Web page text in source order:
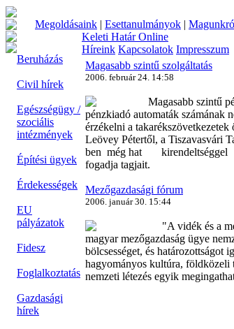
Megoldásaink | Esettanulmányok |
Beruházás
Civil hírek
Egészségügy /
szociális
intézmények
Építési ügyek
Érdekességek
EU
pályázatok
Fidesz
Foglalkoztatás
Gazdasági
hírek
Keleti Határ Online
Híreink Kapcsolatok Impresszum
Magasabb szintű szolgáltatás
2006. február 24. 14:58
Magasabb szintű
pénzkiadó automaták számának
érzékelni a
Leövey Pétertől, a Tiszavasvári
ben még hat kirendeltséggel
fogadja tagjait.
Mezőgazdasági fórum
2006. január 30. 15:44
"A vidék és a
magyar mezőgazdaság ügye
bölcsességet, és határozottságot
hagyományos kultúra, földközeli
nemzeti létezés egyik